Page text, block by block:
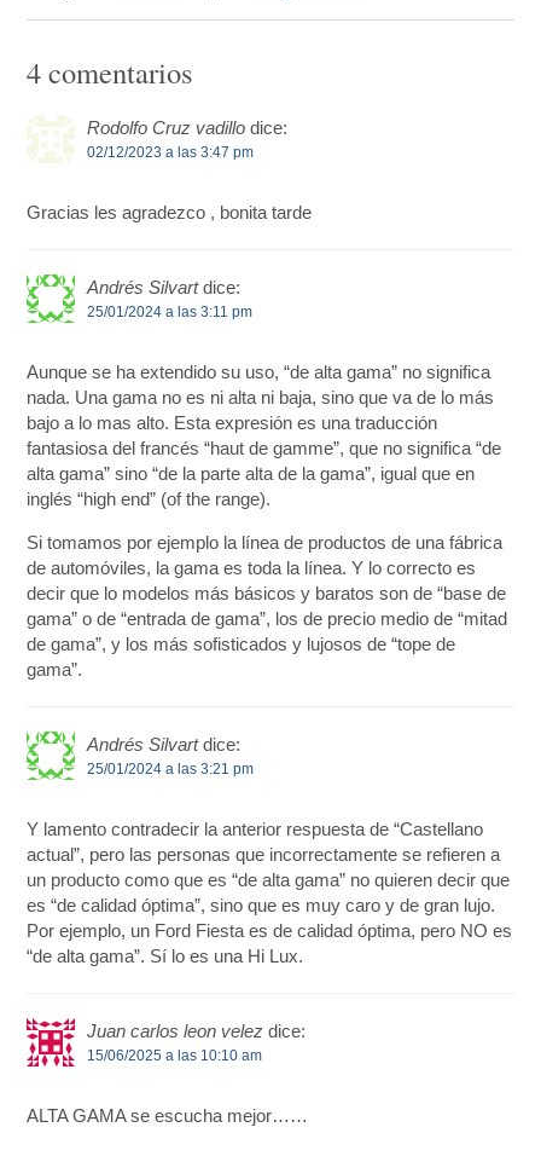
4 comentarios
Rodolfo Cruz vadillo dice:
02/12/2023 a las 3:47 pm
Gracias les agradezco , bonita tarde
Andrés Silvart dice:
25/01/2024 a las 3:11 pm
Aunque se ha extendido su uso, “de alta gama” no significa
nada. Una gama no es ni alta ni baja, sino que va de lo más
bajo a lo mas alto. Esta expresión es una traducción
fantasiosa del francés “haut de gamme”, que no significa “de
alta gama” sino “de la parte alta de la gama”, igual que en
inglés “high end” (of the range).
Si tomamos por ejemplo la línea de productos de una fábrica
de automóviles, la gama es toda la línea. Y lo correcto es
decir que lo modelos más básicos y baratos son de “base de
gama” o de “entrada de gama”, los de precio medio de “mitad
de gama”, y los más sofisticados y lujosos de “tope de
gama”.
Andrés Silvart dice:
25/01/2024 a las 3:21 pm
Y lamento contradecir la anterior respuesta de “Castellano
actual”, pero las personas que incorrectamente se refieren a
un producto como que es “de alta gama” no quieren decir que
es “de calidad óptima”, sino que es muy caro y de gran lujo.
Por ejemplo, un Ford Fiesta es de calidad óptima, pero NO es
“de alta gama”. Sí lo es una Hi Lux.
Juan carlos leon velez dice:
15/06/2025 a las 10:10 am
ALTA GAMA se escucha mejor……